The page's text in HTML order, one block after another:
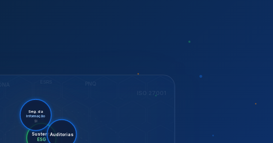
ONA PNQ
Sustent.
ESG
Auditorias
Seg. da
Informação
SI